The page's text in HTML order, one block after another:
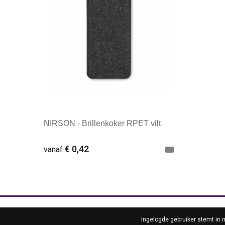
NIRSON - Brillenkoker RPET vilt
vanaf € 0,42
Ingelogde gebruiker stemt in